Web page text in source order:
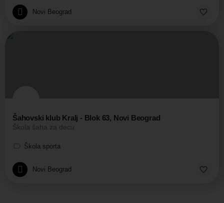
Novi Beograd
Šahovski klub Kralj - Blok 63, Novi Beograd
Škola šaha za decu
Škola sporta
Novi Beograd